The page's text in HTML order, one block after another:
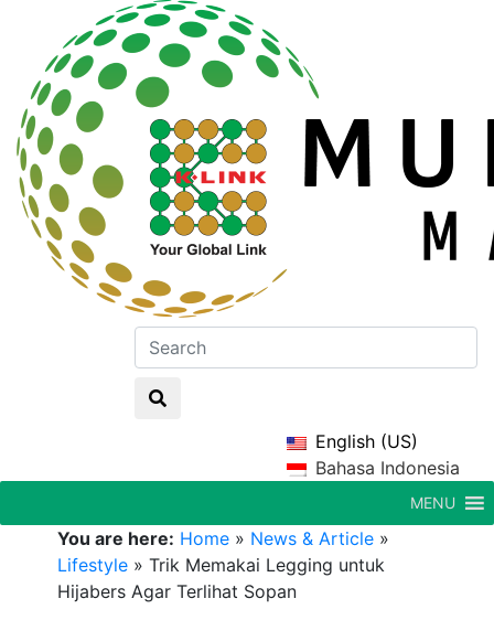
English (US)
Bahasa Indonesia
MENU
You are here: Home » News & Article »
Lifestyle »Trik Memakai Legging untuk
Hijabers Agar Terlihat Sopan